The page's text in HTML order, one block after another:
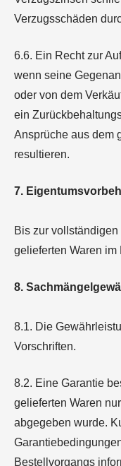
Verzugsschäden
6.6. Ein Recht zur
wenn seine
oder von dem
ein
Ansprüche aus dem
resultieren.
7.
Bis zur
gelieferten Waren im
8.
8.1. Die
Vorschriften.
8.2. Eine Garantie
gelieferten Waren
abgegeben wurde.
Bestellvorgangs